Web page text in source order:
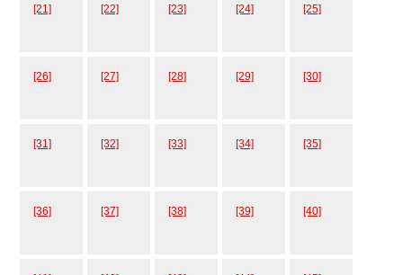
[21] [22] [23] [24] [25]
[26] [27] [28] [29] [30]
[31] [32] [33] [34] [35]
[36] [37] [38] [39] [40]